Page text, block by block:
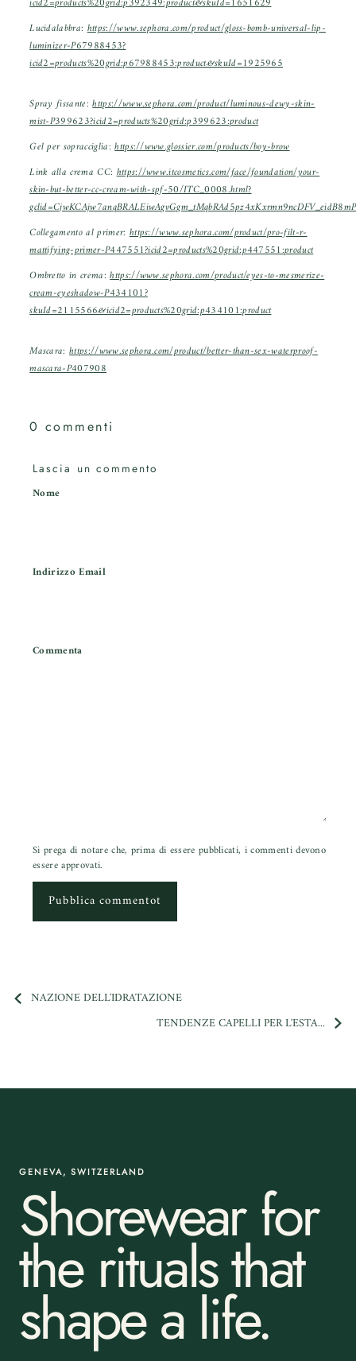
Lucidalabbra: https://www.sephora.com/product/gloss-bomb-universal-lip-
luminizer-P67988453?
icid2=products%20grid:p67988453:product&skuId=1925965
Spray fissante: https://www.sephora.com/product/luminous-dewy-skin-
mist-P399623?icid2=products%20grid:p399623:product
Gel per sopracciglia: https://www.glossier.com/products/boy-brow
Link alla crema CC: https://www.itcosmetics.com/face/foundation/your-
skin-but-better-cc-cream-with-spf-50/ITC_0008.html?
Collegamento al primer: https://www.sephora.com/product/pro-filt-r-
mattifying-primer-P447551?icid2=products%20grid:p447551:product
Ombretto in crema: https://www.sephora.com/product/eyes-to-mesmerize-
cream-eyeshadow-P434101?
skuId=2115566&icid2=products%20grid:p434101:product
Mascara: https://www.sephora.com/product/better-than-sex-waterproof-
mascara-P407908
0 commenti
Lascia un commento
Nome
Indirizzo Email
Commenta
Si prega di notare che, prima di essere pubblicati, i commenti devono
essere approvati.
Pubblica commentot
NAZIONE DELL'IDRATAZIONE
TENDENZE CAPELLI PER L'ESTA...
GENEVA, SWITZERLAND
Shorewear for
the rituals that
shape a life.